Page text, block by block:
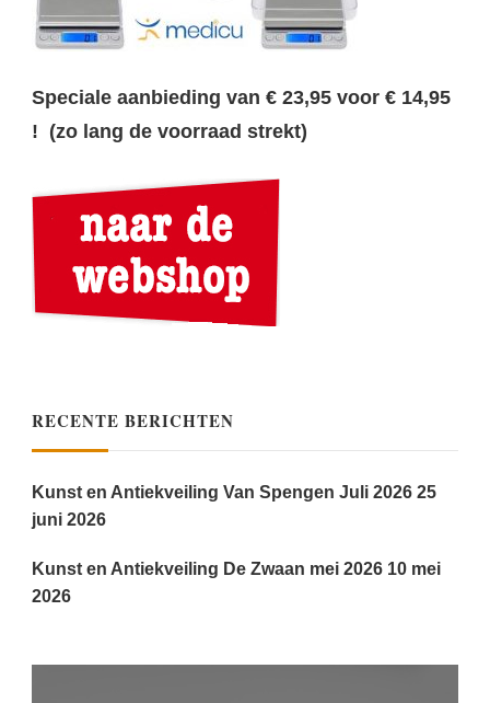
Speciale aanbieding van € 23,95 voor € 14,95
! (zo lang de voorraad strekt)
RECENTE BERICHTEN
Kunst en Antiekveiling Van Spengen Juli 2026 25
juni 2026
Kunst en Antiekveiling De Zwaan mei 2026 10 mei
2026